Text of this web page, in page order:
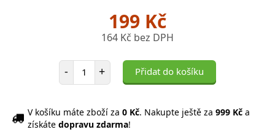
199 Kč
164 Kč bez DPH
- Počet položek
+ Přidat do košíku
V košíku máte zboží za 0 Kč. Nakupte ještě za 999 Kč a
získáte dopravu zdarma!